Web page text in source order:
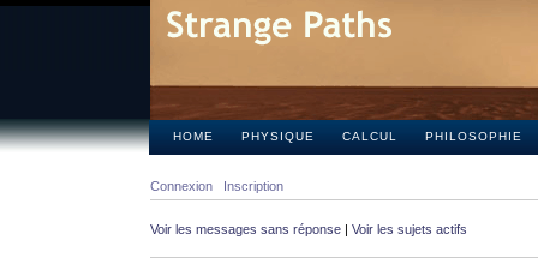
HOME PHYSIQUE CALCUL PHILOSOPHIE
Connexion Inscription
Voir les messages sans réponse | Voir les sujets actifs